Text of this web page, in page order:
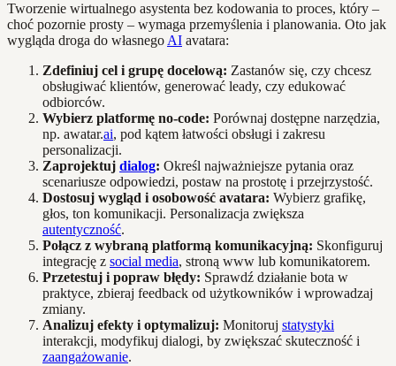
Tworzenie wirtualnego asystenta bez kodowania to proces, który –
choć pozornie prosty – wymaga przemyślenia i planowania. Oto jak
wygląda droga do własnego AI avatara:
Zdefiniuj cel i grupę docelową: Zastanów się, czy chcesz
obsługiwać klientów, generować leady, czy edukować
odbiorców.
Wybierz platformę no-code: Porównaj dostępne narzędzia,
np. awatar.ai, pod kątem łatwości obsługi i zakresu
personalizacji.
Zaprojektuj dialog: Określ najważniejsze pytania oraz
scenariusze odpowiedzi, postaw na prostotę i przejrzystość.
Dostosuj wygląd i osobowość avatara: Wybierz grafikę,
głos, ton komunikacji. Personalizacja zwiększa
autentyczność.
Połącz z wybraną platformą komunikacyjną: Skonfiguruj
integrację z social media, stroną www lub komunikatorem.
Przetestuj i popraw błędy: Sprawdź działanie bota w
praktyce, zbieraj feedback od użytkowników i wprowadzaj
zmiany.
Analizuj efekty i optymalizuj: Monitoruj statystyki
interakcji, modyfikuj dialogi, by zwiększać skuteczność i
zaangażowanie.